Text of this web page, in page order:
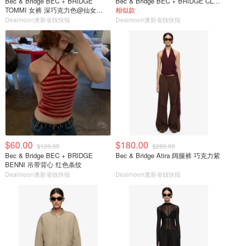
TOMMI 女裤 深巧克力色@仙女
FOREVER NEW
Dealmoon澳新省钱快报
相似款
Dealmoon澳新省钱快报
$60.00 $120.00
Bec & Bridge BEC + BRIDGE
BENNI 吊带背心 红色条纹
Dealmoon澳新省钱快报
$180.00 $280.00
Bec & Bridge Atira 阔腿裤 巧克力紫
Dealmoon澳新省钱快报